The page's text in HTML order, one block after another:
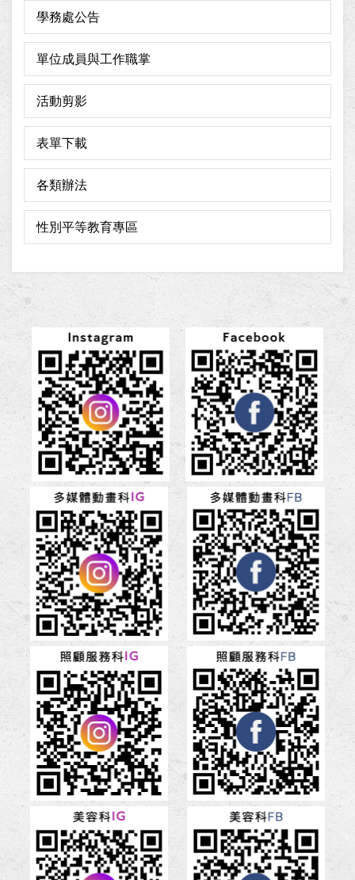
學務處公告
單位成員與工作職掌
活動剪影
表單下載
各類辦法
性別平等教育專區